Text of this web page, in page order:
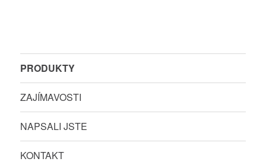
PRODUKTY
ZAJÍMAVOSTI
NAPSALI JSTE
KONTAKT